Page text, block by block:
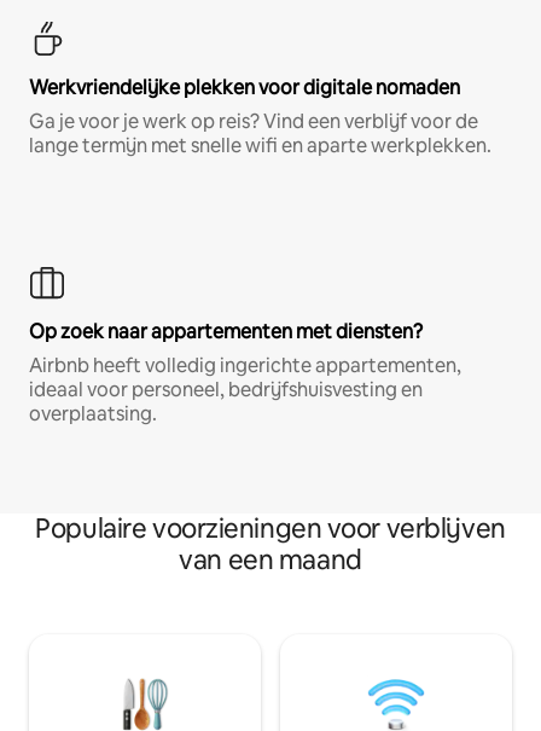
Werkvriendelijke plekken voor digitale nomaden
Ga je voor je werk op reis? Vind een verblijf voor de
lange termijn met snelle wifi en aparte werkplekken.
Op zoek naar appartementen met diensten?
Airbnb heeft volledig ingerichte appartementen,
ideaal voor personeel, bedrijfshuisvesting en
overplaatsing.
Populaire voorzieningen voor verblijven
van een maand